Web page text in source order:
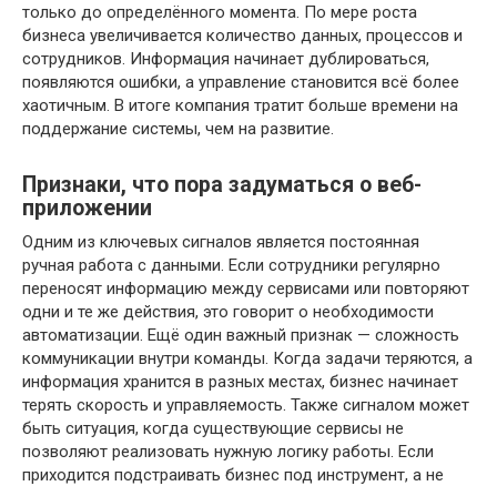
только до определённого момента. По мере роста
бизнеса увеличивается количество данных, процессов и
сотрудников. Информация начинает дублироваться,
появляются ошибки, а управление становится всё более
хаотичным. В итоге компания тратит больше времени на
поддержание системы, чем на развитие.
Признаки, что пора задуматься о веб-
приложении
Одним из ключевых сигналов является постоянная
ручная работа с данными. Если сотрудники регулярно
переносят информацию между сервисами или повторяют
одни и те же действия, это говорит о необходимости
автоматизации. Ещё один важный признак — сложность
коммуникации внутри команды. Когда задачи теряются, а
информация хранится в разных местах, бизнес начинает
терять скорость и управляемость. Также сигналом может
быть ситуация, когда существующие сервисы не
позволяют реализовать нужную логику работы. Если
приходится подстраивать бизнес под инструмент, а не